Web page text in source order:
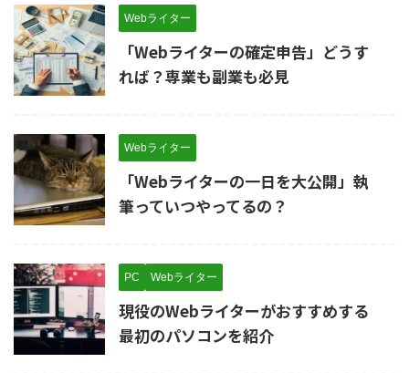
Webライター
「Webライターの確定申告」どうす
れば？専業も副業も必見
Webライター
「Webライターの一日を大公開」執
筆っていつやってるの？
PC Webライター
現役のWebライターがおすすめする
最初のパソコンを紹介